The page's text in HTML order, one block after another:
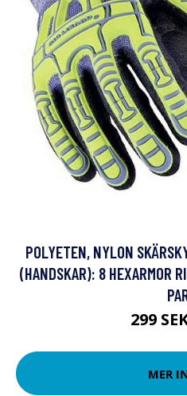
POLYETEN, NYLON
(HANDSKAR): 8 HEXARMOR
299
MER